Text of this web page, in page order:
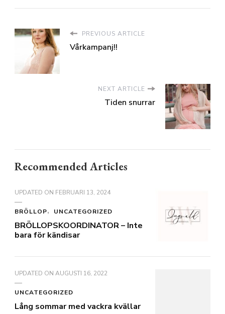
PREVIOUS ARTICLE
Vårkampanj!!
NEXT ARTICLE
Tiden snurrar
Recommended Articles
UPDATED ON FEBRUARI 13, 2024
BRÖLLOP UNCATEGORIZED
BRÖLLOPSKOORDINATOR – Inte
bara för kändisar
UPDATED ON AUGUSTI 16, 2022
UNCATEGORIZED
Lång sommar med vackra kvällar